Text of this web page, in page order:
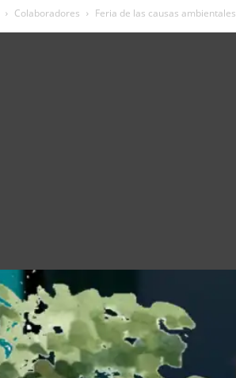
Colaboradores Feria de las causas ambientales